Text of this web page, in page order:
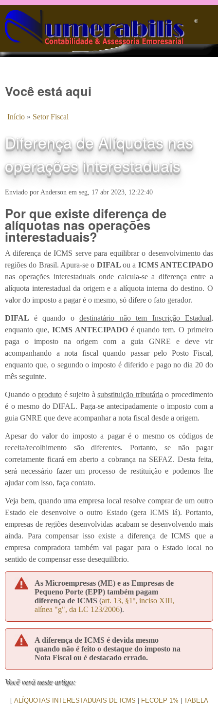
Pular para o conteúdo principal
®️
Você está aqui
Início » Setor Fiscal
Diferença de Alíquotas nas
operações interestaduais
Enviado por Anderson em seg, 17 abr 2023, 12:22:40
Por que existe diferença de
alíquotas nas operações
interestaduais?
A diferença de ICMS serve para equilibrar o desenvolvimento das
regiões do Brasil. Apura-se o DIFALou a ICMS ANTECIPADO
nas operações interestaduais onde calcula-se a diferença entre a
alíquota interestadual da origem e a alíquota interna do destino. O
valor do imposto a pagar é o mesmo, só difere o fato gerador.
DIFAL é quando o destinatário não tem Inscrição Estadual,
enquanto que, ICMS ANTECIPADOé quando tem. O primeiro
paga o imposto na origem com a guia GNRE e deve vir
acompanhando a nota fiscal quando passar pelo Posto Fiscal,
enquanto que, o segundo o imposto é diferido e pago no dia 20 do
mês seguinte.
Quando oproduto é sujeito àsubstituição tributária o procedimento
é o mesmo do DIFAL. Paga-se antecipadamente o imposto com a
guia GNRE que deve acompanhar a nota fiscal desde a origem.
Apesar do valor do imposto a pagar é o mesmo os códigos de
receita/recolhimento são diferentes. Portanto, se não pagar
corretamente ficará em aberto a cobrança na SEFAZ. Desta feita,
será necessário fazer um processo de restituição e podemos lhe
ajudar com isso, faça contato.
Veja bem, quando uma empresa local resolve comprar de um outro
Estado ele desenvolve o outro Estado (gera ICMS lá). Portanto,
empresas de regiões desenvolvidas acabam se desenvolvendo mais
ainda. Para compensar isso existe a diferença de ICMS que a
empresa compradora também vai pagar para o Estado local no
sentido de compensar esse desequilíbrio.
As Microempresas (ME) e as Empresas de
Pequeno Porte (EPP) também pagam
diferença de ICMS (art. 13, §1º, inciso XIII,
alínea "g", da LC 123/2006).
A diferença de ICMS é devida mesmo
quando não é feito o destaque do imposto na
Nota Fiscal ou é destacado errado.
Você verá neste artigo:
[ ALÍQUOTAS INTERESTADUAIS DE ICMS FECOEP 1%
TABELA